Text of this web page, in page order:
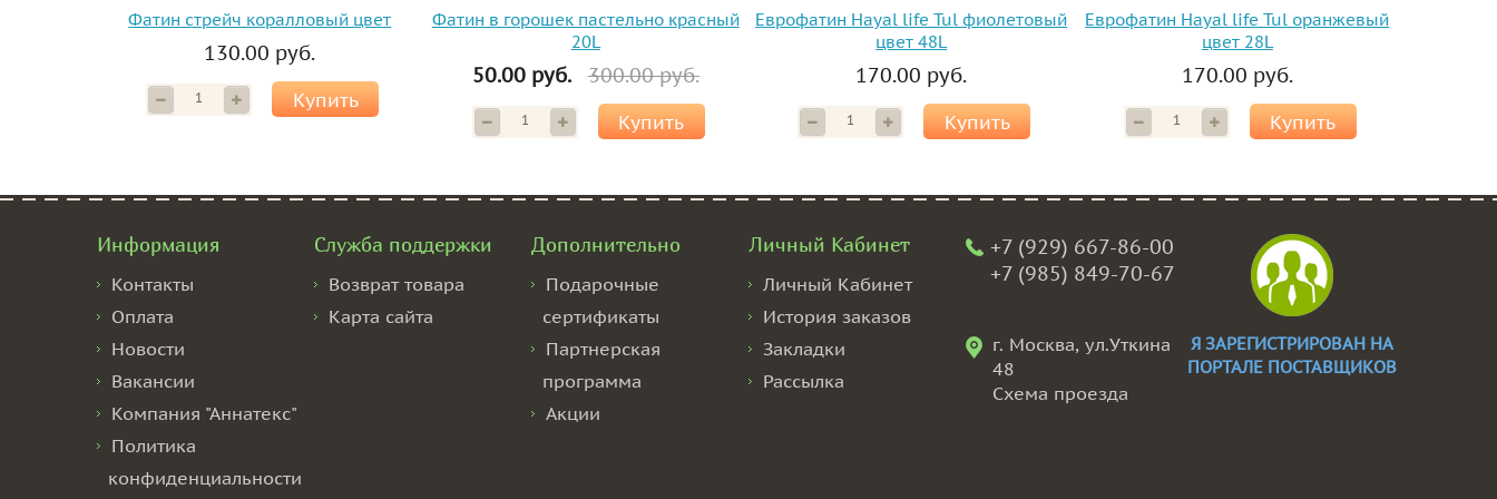
Фатин стрейч коралловый цвет
130.00 руб.
Купить
Фатин в горошек пастельно красный
20L
50.00 руб. 300.00 руб.
Купить
Еврофатин Hayal life Tul фиолетовый
цвет 48L
170.00 руб.
Купить
Еврофатин Hayal life Tul оранжевый
цвет 28L
170.00 руб.
Купить
Информация
Контакты
Оплата
Новости
Вакансии
Компания "Аннатекс"
Политика
конфиденциальности
Служба поддержки
Возврат товара
Карта сайта
Дополнительно
Подарочные
сертификаты
Партнерская
программа
Акции
Личный Кабинет
Личный Кабинет
История заказов
Закладки
Рассылка
+7 (929) 667-86-00
+7 (985) 849-70-67
г. Москва, ул.Уткина
48
Схема проезда
Я ЗАРЕГИСТРИРОВАН НА
ПОРТАЛЕ ПОСТАВЩИКОВ